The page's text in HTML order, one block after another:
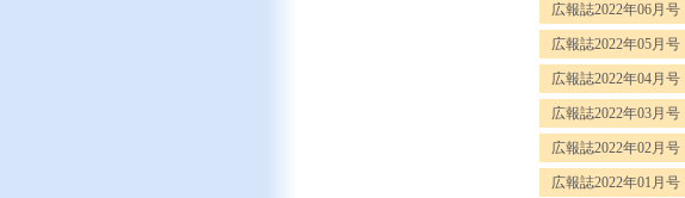
広報誌2022年06月号
広報誌2022年05月号
広報誌2022年04月号
広報誌2022年03月号
広報誌2022年02月号
広報誌2022年01月号